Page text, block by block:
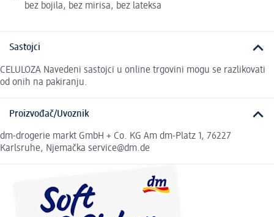
bez bojila, bez mirisa, bez lateksa
Sastojci
CELULOZA Navedeni sastojci u online trgovini mogu se razlikovati
od onih na pakiranju.
Proizvođač/Uvoznik
dm-drogerie markt GmbH + Co. KG Am dm-Platz 1, 76227
Karlsruhe, Njemačka service@dm.de